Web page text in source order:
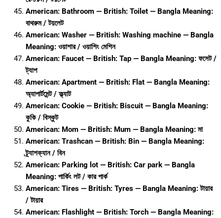
American: Bathroom — British: Toilet — Bangla Meaning:
বাথরুম / টয়লেট
American: Washer — British: Washing machine — Bangla
Meaning: ওয়াশার / ওয়াশিং মেশিন
American: Faucet — British: Tap — Bangla Meaning: ফসেট /
ট্যাপ
American: Apartment — British: Flat — Bangla Meaning:
অ্যাপার্টমেন্ট / ফ্ল্যাট
American: Cookie — British: Biscuit — Bangla Meaning:
কুকি / বিস্কুট
American: Mom — British: Mum — Bangla Meaning: মা
American: Trashcan — British: Bin — Bangla Meaning:
ট্র্যাশক্যান / বিন
American: Parking lot — British: Car park — Bangla
Meaning: পার্কিং লট / কার পার্ক
American: Tires — British: Tyres — Bangla Meaning: টায়ার
/ টায়ার
American: Flashlight — British: Torch — Bangla Meaning: